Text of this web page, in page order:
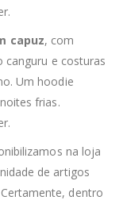
capuz, com
e costuras
Um hoodie
frias.
na loja
de artigos
dentro